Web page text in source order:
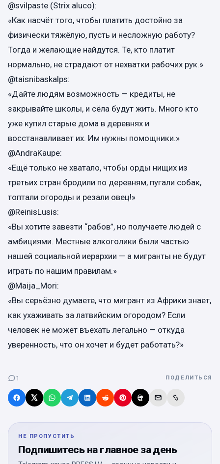
@svilpaste (Strix aluco):
«Как насчёт того, чтобы платить достойно за
физически тяжёлую, пусть и несложную работу?
Тогда и желающие найдутся. Те, кто платит
нормально, не страдают от нехватки рабочих рук.»
@taisnibaskalps:
«Дайте людям возможность — кредиты, не
закрывайте школы, и сёла будут жить. Много кто
уже купил старые дома в деревнях и
восстанавливает их. Им нужны помощники.»
@AndraKaupe:
«Ещё только не хватало, чтобы орды нищих из
третьих стран бродили по деревням, пугали собак,
топтали огороды и резали овец!»
@ReinisLusis:
«Вы хотите завезти “рабов”, но получаете людей с
амбициями. Местные алкоголики были частью
нашей социальной иерархии — а мигранты не будут
играть по нашим правилам.»
@Maija_Mori:
«Вы серьёзно думаете, что мигрант из Африки знает,
как ухаживать за латвийским огородом? Если
человек не может въехать легально — откуда
уверенность, что он хочет и будет работать?»
1 ПОДЕЛИТЬСЯ
НЕ ПРОПУСТИТЬ
Подпишитесь на главное за день